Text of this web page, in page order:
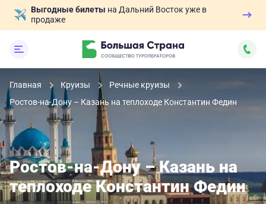
Выгодные билеты на Дальний Восток уже в
продаже
Главная Круизы
Речные круизы
Ростов-на-Дону – Казань на теплоходе Константин Федин
Ростов-на-Дону – Казань на
теплоходе Константин Федин